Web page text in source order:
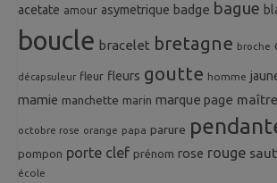
acetate amour asymetrique badge bague
boucle bracelet bretagne broche
décapsuleur fleur fleurs goutte homme
mamie manchette marin marque page
octobre rose orange papa parure
pompon porte clef prénom rose rouge
école